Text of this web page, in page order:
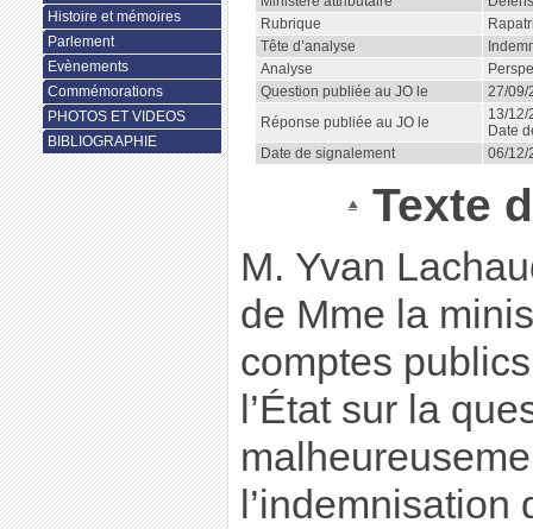
Rubrique
Tête d’analyse
Analyse
Question publiée au JO le
27/09/
Réponse publiée au JO le
13/12/
Date
Date de signalement
06/12/
Texte
M. Yvan
de Mme la
comptes
l’État sur la
Histoire et mémoires
Parlement
Evènements
Commémorations
PHOTOS ET VIDEOS
BIBLIOGRAPHIE